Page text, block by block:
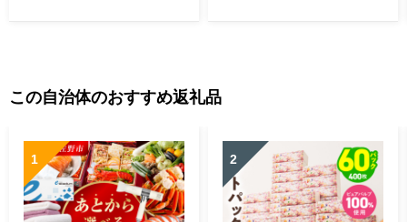
この自治体のおすすめ返礼品
1 2